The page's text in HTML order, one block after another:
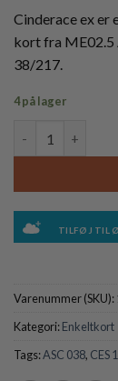
Cinderace ex er
kort fra ME02.5
38/217.
4 på lager
TILFØJ TIL
Varenummer (SKU):
Kategori:Enkeltkort
Tags:ASC 038, CES